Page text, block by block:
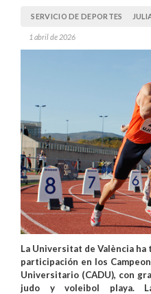
SERVICIO DE DEPORTES
1 abril de 2026
La Universitat de València
participación en los
Universitario (CADU), con
judo y voleibol playa.